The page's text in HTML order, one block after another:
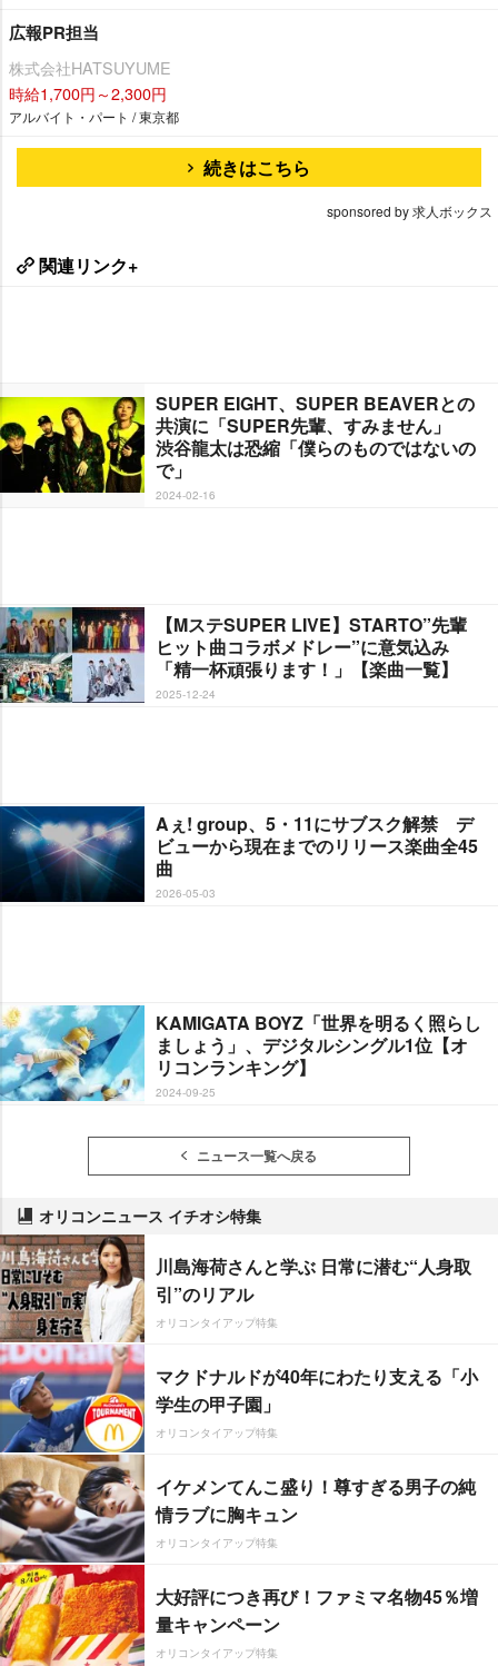
広報PR担当
株式会社HATSUYUME
時給1,700円～2,300円
アルバイト・パート / 東京都
続きはこちら
sponsored by 求人ボックス
関連リンク+
SUPER EIGHT、SUPER BEAVERとの
共演に「SUPER先輩、すみません」
渋谷龍太は恐縮「僕らのものではないの
で」
2024-02-16
【MステSUPER LIVE】STARTO”先輩
ヒット曲コラボメドレー”に意気込み
「精一杯頑張ります！」【楽曲一覧】
2025-12-24
Aぇ! group、5・11にサブスク解禁 デ
ビューから現在までのリリース楽曲全45
曲
2026-05-03
KAMIGATA BOYZ「世界を明るく照らし
ましょう」、デジタルシングル1位【オ
リコンランキング】
2024-09-25
ニュース一覧へ戻る
オリコンニュース イチオシ特集
川島海荷さんと学ぶ 日常に潜む“人身取
引”のリアル
オリコンタイアップ特集
マクドナルドが40年にわたり支える「小
学生の甲子園」
オリコンタイアップ特集
イケメンてんこ盛り！尊すぎる男子の純
情ラブに胸キュン
オリコンタイアップ特集
大好評につき再び！ファミマ名物45％増
量キャンペーン
オリコンタイアップ特集